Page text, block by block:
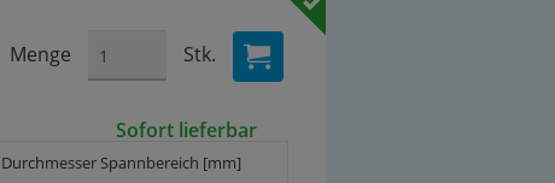
Menge Stk.
Sofort lieferbar
Durchmesser Spannbereich [mm]